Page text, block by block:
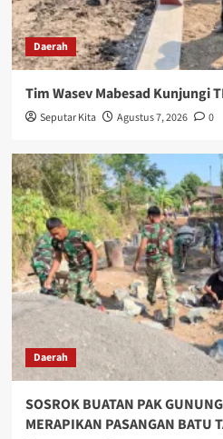
Daerah
Tim Wasev Mabesad Kunjungi
Seputar Kita Agustus 7, 2026 0
Daerah
SOSROK BUATAN PAK
MERAPIKAN PASANGAN BATU